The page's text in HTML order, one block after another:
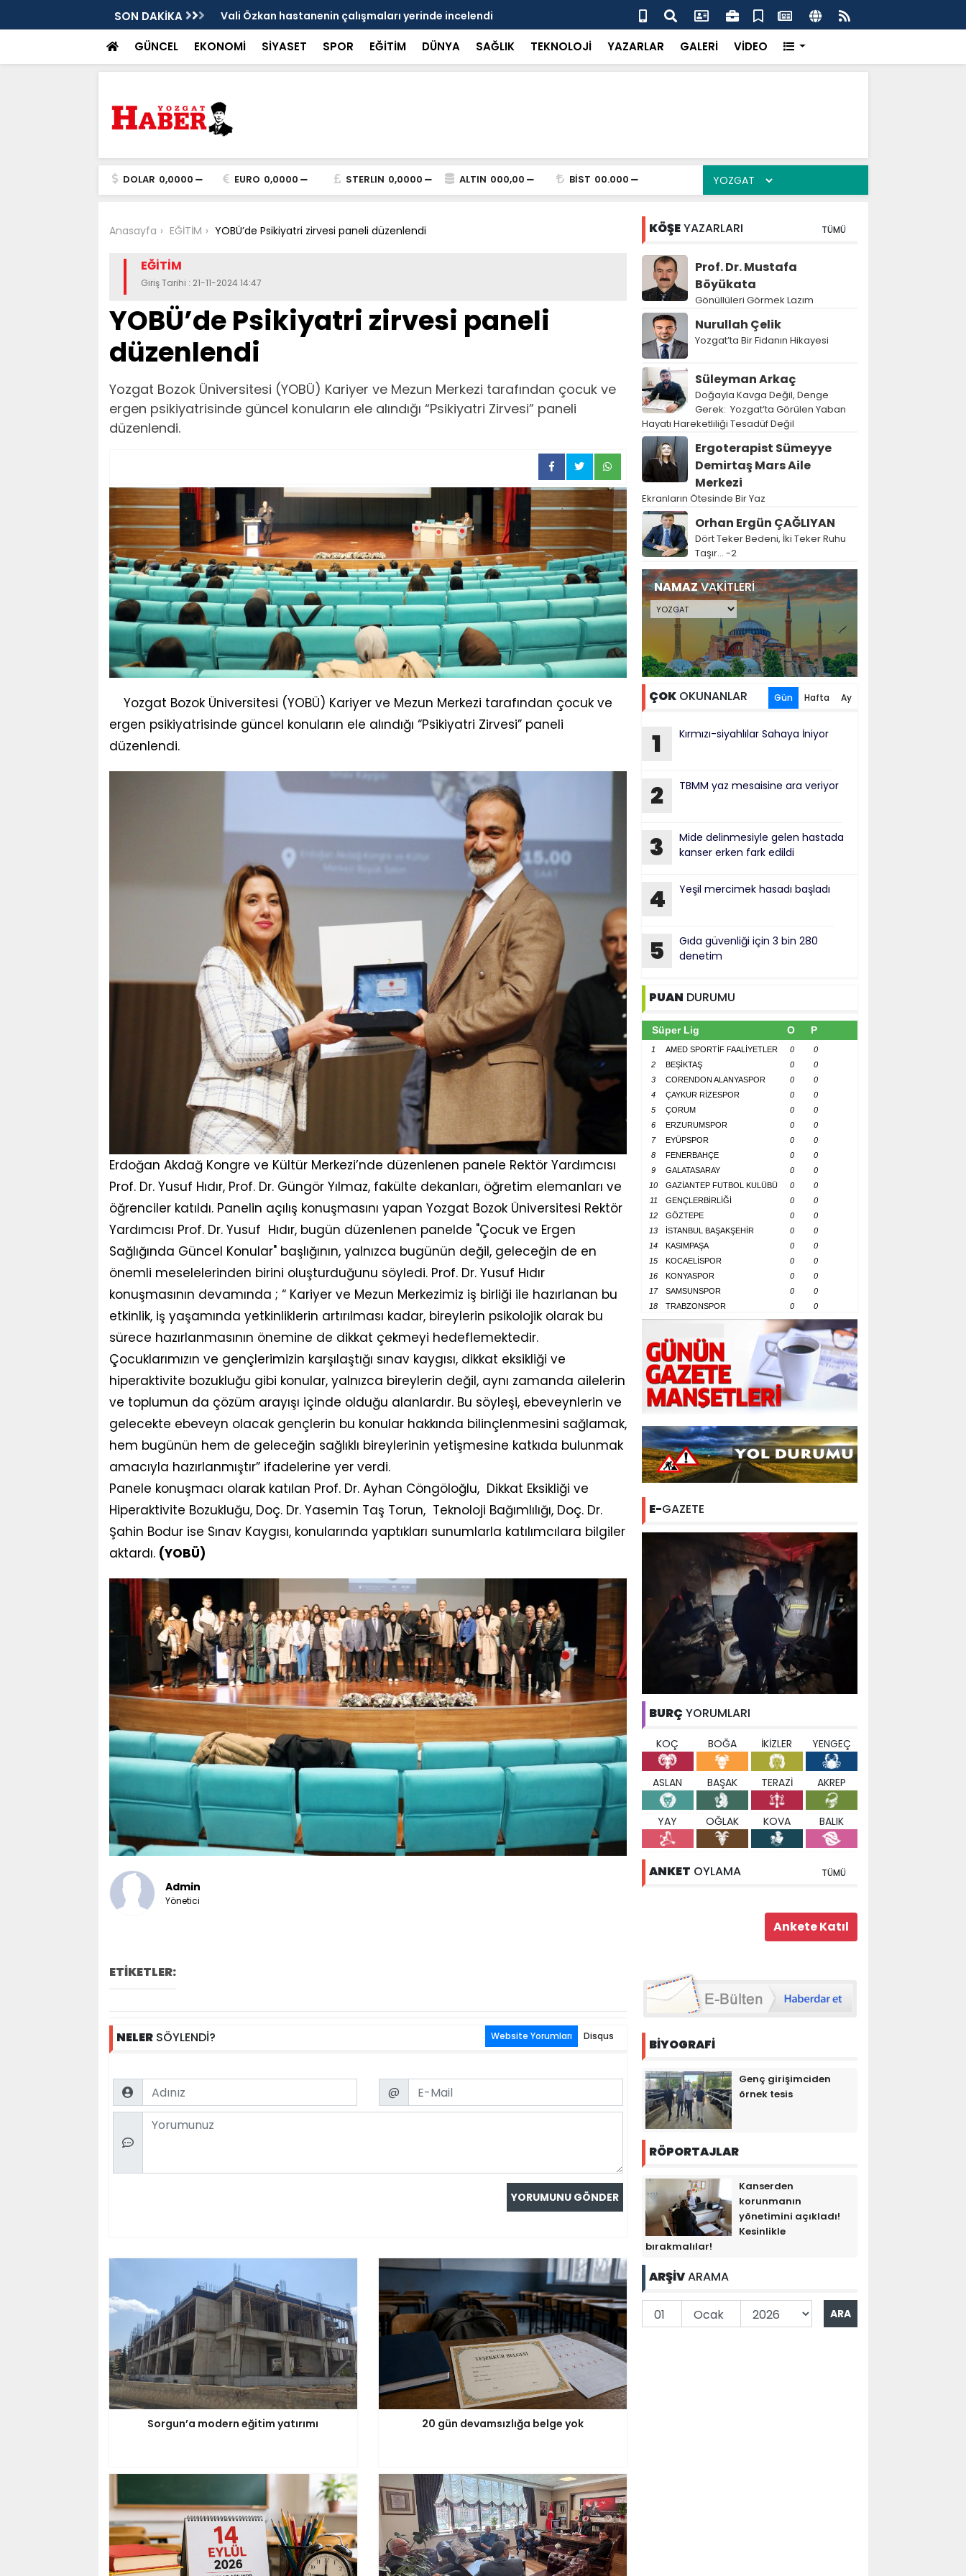
SON DAKİKA Vali Özkan hastanenin çalışmaları yerinde incelendi Karaarslan'dan UMKE'ye övgü
GÜNCEL EKONOMİ SİYASET SPOR EĞİTİM DÜNYA SAĞLIK TEKNOLOJİ YAZARLAR GALERİ VİDEO
DOLAR 0,0000 EURO 0,0000 STERLIN 0,0000 ALTIN 000,00 BİST 00.000
Anasayfa EĞİTİM YOBÜ’de Psikiyatri zirvesi paneli düzenlendi
EĞİTİM
Giriş Tarihi : 21-11-2024 14:47
YOBÜ’de Psikiyatri zirvesi paneli
düzenlendi
Yozgat Bozok Üniversitesi (YOBÜ) Kariyer ve Mezun Merkezi tarafından çocuk ve
ergen psikiyatrisinde güncel konuların ele alındığı “Psikiyatri Zirvesi” paneli
düzenlendi.
Yozgat Bozok Üniversitesi (YOBÜ) Kariyer ve Mezun Merkezi tarafından çocuk ve
ergen psikiyatrisinde güncel konuların ele alındığı “Psikiyatri Zirvesi” paneli
düzenlendi.
Erdoğan Akdağ Kongre ve Kültür Merkezi’nde düzenlenen panele Rektör Yardımcısı
Prof. Dr. Yusuf Hıdır, Prof. Dr. Güngör Yılmaz, fakülte dekanları, öğretim elemanları ve
öğrenciler katıldı. Panelin açılış konuşmasını yapan Yozgat Bozok Üniversitesi Rektör
Yardımcısı Prof. Dr. Yusuf Hıdır, bugün düzenlenen panelde "Çocuk ve Ergen
Sağlığında Güncel Konular" başlığının, yalnızca bugünün değil, geleceğin de en
önemli meselelerinden birini oluşturduğunu söyledi. Prof. Dr. Yusuf Hıdır
konuşmasının devamında ; “ Kariyer ve Mezun Merkezimiz iş birliği ile hazırlanan bu
etkinlik, iş yaşamında yetkinliklerin artırılması kadar, bireylerin psikolojik olarak bu
sürece hazırlanmasının önemine de dikkat çekmeyi hedeflemektedir.
Çocuklarımızın ve gençlerimizin karşılaştığı sınav kaygısı, dikkat eksikliği ve
hiperaktivite bozukluğu gibi konular, yalnızca bireylerin değil, aynı zamanda ailelerin
ve toplumun da çözüm arayışı içinde olduğu alanlardır. Bu söyleşi, ebeveynlerin ve
gelecekte ebeveyn olacak gençlerin bu konular hakkında bilinçlenmesini sağlamak,
hem bugünün hem de geleceğin sağlıklı bireylerinin yetişmesine katkıda bulunmak
amacıyla hazırlanmıştır” ifadelerine yer verdi.
Panele konuşmacı olarak katılan Prof. Dr. Ayhan Cöngöloğlu, Dikkat Eksikliği ve
Hiperaktivite Bozukluğu, Doç. Dr. Yasemin Taş Torun, Teknoloji Bağımlılığı, Doç. Dr.
Şahin Bodur ise Sınav Kaygısı, konularında yaptıkları sunumlarla katılımcılara bilgiler
aktardı. (YOBÜ)
Admin
Yönetici
ETİKETLER:
NELERSÖYLENDİ? Website Yorumları Disqus
Name Email
@
Comment
Sorgun’a modern eğitim yatırımı 20 gün devamsızlığa belge yok
KÖŞEYAZARLARI TÜMÜ
Prof. Dr. Mustafa
Böyükata
Gönüllüleri Görmek Lazım
Nurullah Çelik
Yozgat’ta Bir Fidanın Hikayesi
Süleyman Arkaç
Doğayla Kavga Değil, Denge
Gerek: Yozgat’ta Görülen Yaban
Hayatı Hareketliliği Tesadüf Değil
Ergoterapist Sümeyye
Demirtaş Mars Aile
Merkezi
Ekranların Ötesinde Bir Yaz
Orhan Ergün ÇAĞLIYAN
Dört Teker Bedeni, İki Teker Ruhu
Taşır… -2
NAMAZVAKİTLERİ
ÇOKOKUNANLAR Gün Hafta Ay
1 Kırmızı-siyahlılar Sahaya İniyor
2 TBMM yaz mesaisine ara veriyor
3
Mide delinmesiyle gelen hastada
kanser erken fark edildi
4 Yeşil mercimek hasadı başladı
5
Gıda güvenliği için 3 bin 280
denetim
PUAN DURUMU
Süper Lig O P
1 AMED SPORTİF FAALİYETLER 0
0
2
BEŞİKTAŞ 0
0
3
CORENDON ALANYASPOR 0
0
4
ÇAYKUR RİZESPOR 0
0
5
ÇORUM 0
0
6
ERZURUMSPOR 0
0
7
EYÜPSPOR 0
0
8
FENERBAHÇE 0
0
9
GALATASARAY 0
0
10
GAZİANTEP FUTBOL KULÜBÜ 0
0
11
GENÇLERBİRLİĞİ 0
0
12
GÖZTEPE 0
0
13
İSTANBUL BAŞAKŞEHİR 0
0
14
KASIMPAŞA 0
0
15
KOCAELİSPOR 0
0
16
KONYASPOR 0
0
17
SAMSUNSPOR 0
0
18
TRABZONSPOR 0 0
E-GAZETE
BURÇ YORUMLARI
KOÇ BOĞA İKİZLER YENGEÇ
ASLAN BAŞAK TERAZİ AKREP
YAY OĞLAK KOVA BALIK
ANKET OYLAMA TÜMÜ
BİYOGRAFİ
Genç girişimciden
örnek tesis
RÖPORTAJLAR
Kanserden
korunmanın
yönetimini açıkladı!
Kesinlikle
bırakmalılar!
ARŞİVARAMA